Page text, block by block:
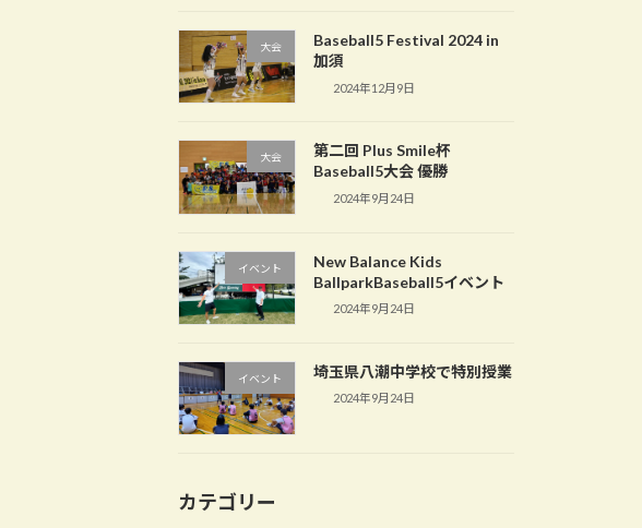
大会
Baseball5 Festival 2024 in
加須
2024年12月9日
大会
第二回 Plus Smile杯
Baseball5大会 優勝
2024年9月24日
イベント
New Balance Kids
BallparkBaseball5イベント
2024年9月24日
イベント 埼玉県八潮中学校で特別授業
2024年9月24日
カテゴリー